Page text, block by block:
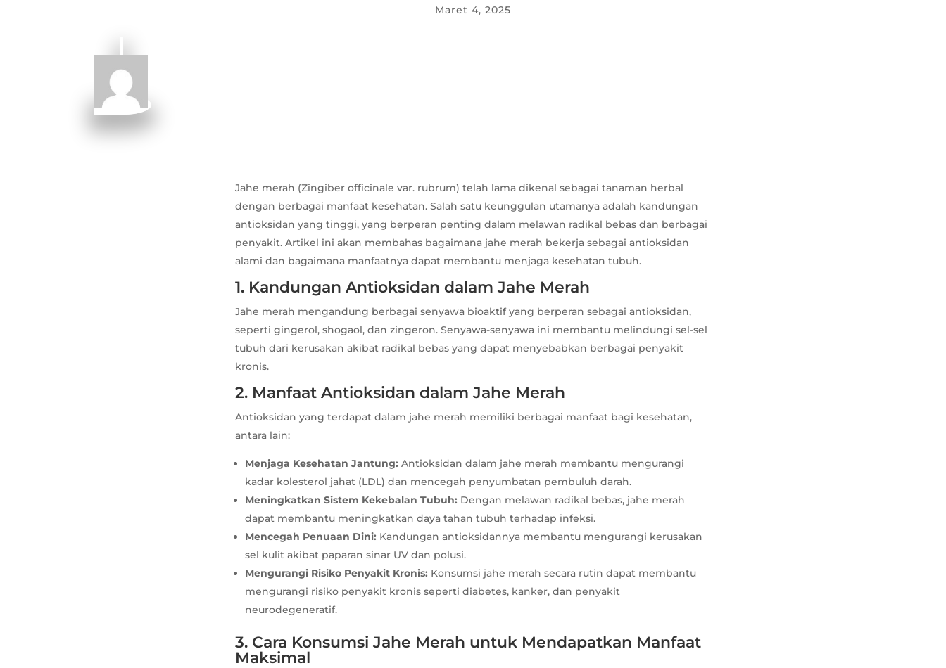
Maret 4, 2025
Jahe merah (Zingiber officinale var. rubrum) telah lama dikenal sebagai tanaman herbal
dengan berbagai manfaat kesehatan. Salah satu keunggulan utamanya adalah kandungan
antioksidan yang tinggi, yang berperan penting dalam melawan radikal bebas dan berbagai
penyakit. Artikel ini akan membahas bagaimana jahe merah bekerja sebagai antioksidan
alami dan bagaimana manfaatnya dapat membantu menjaga kesehatan tubuh.
1. Kandungan Antioksidan dalam Jahe Merah
Jahe merah mengandung berbagai senyawa bioaktif yang berperan sebagai antioksidan,
seperti gingerol, shogaol, dan zingeron. Senyawa-senyawa ini membantu melindungi sel-sel
tubuh dari kerusakan akibat radikal bebas yang dapat menyebabkan berbagai penyakit
kronis.
2. Manfaat Antioksidan dalam Jahe Merah
Antioksidan yang terdapat dalam jahe merah memiliki berbagai manfaat bagi kesehatan,
antara lain:
Menjaga Kesehatan Jantung: Antioksidan dalam jahe merah membantu mengurangi
kadar kolesterol jahat (LDL) dan mencegah penyumbatan pembuluh darah.
Meningkatkan Sistem Kekebalan Tubuh: Dengan melawan radikal bebas, jahe merah
dapat membantu meningkatkan daya tahan tubuh terhadap infeksi.
Mencegah Penuaan Dini: Kandungan antioksidannya membantu mengurangi kerusakan
sel kulit akibat paparan sinar UV dan polusi.
Mengurangi Risiko Penyakit Kronis: Konsumsi jahe merah secara rutin dapat membantu
mengurangi risiko penyakit kronis seperti diabetes, kanker, dan penyakit
neurodegeneratif.
3. Cara Konsumsi Jahe Merah untuk Mendapatkan Manfaat
Maksimal